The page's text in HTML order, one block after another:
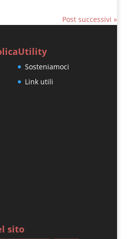
Post successivi »
Utility
Sosteniamoci
Link utili
sito